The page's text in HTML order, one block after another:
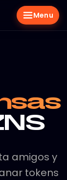
Menu
amigos y
tokens